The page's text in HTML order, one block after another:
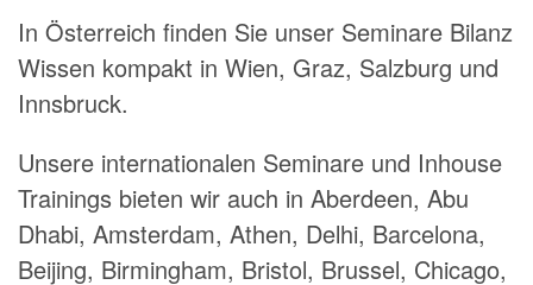
In Österreich finden Sie unser Seminare Bilanz
Wissen kompakt in Wien, Graz, Salzburg und
Innsbruck.
Unsere internationalen Seminare und Inhouse
Trainings bieten wir auch in Aberdeen, Abu
Dhabi, Amsterdam, Athen, Delhi, Barcelona,
Beijing, Birmingham, Bristol, Brussel, Chicago,